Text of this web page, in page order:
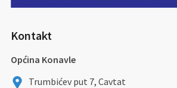
Kontakt
Općina Konavle
Trumbićev put 7, Cavtat